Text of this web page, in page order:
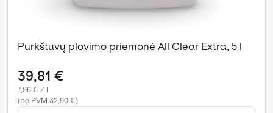
Purkštuvų plovimo priemonė All Clear Extra, 5 l
39,81 €
7,96 € / l
(be PVM 32,90 €)